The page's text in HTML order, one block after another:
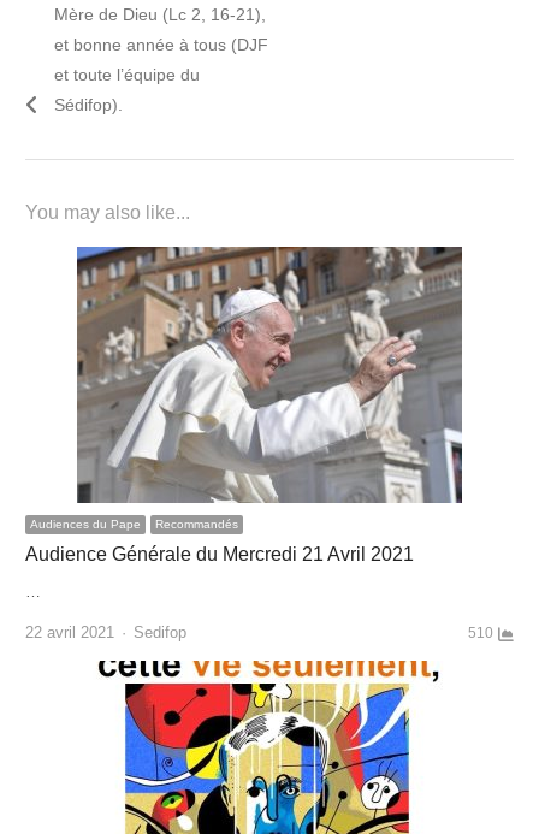
l’article
post:
Mère de Dieu (Lc 2, 16-21),
et bonne année à tous (DJF
et toute l’équipe du
Sédifop).
You may also like...
Audiences du Pape Recommandés
Audience Générale du Mercredi 21 Avril 2021
22 avril 2021 Author
Sedifop 510